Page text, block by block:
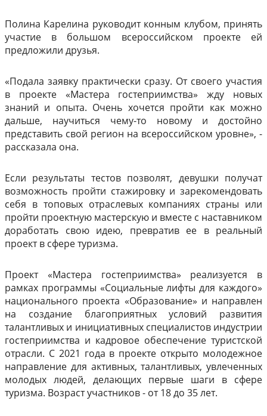
Полина Карелина руководит конным клубом, принять
участие в большом всероссийском проекте ей
предложили друзья.
«Подала заявку практически сразу. От своего участия
в проекте «Мастера гостеприимства» жду новых
знаний и опыта. Очень хочется пройти как можно
дальше, научиться чему-то новому и достойно
представить свой регион на всероссийском уровне», -
рассказала она.
Если результаты тестов позволят, девушки получат
возможность пройти стажировку и зарекомендовать
себя в топовых отраслевых компаниях страны или
пройти проектную мастерскую и вместе с наставником
доработать свою идею, превратив ее в реальный
проект в сфере туризма.
Проект «Мастера гостеприимства» реализуется в
рамках программы «Социальные лифты для каждого»
национального проекта «Образование» и направлен
на создание благоприятных условий развития
талантливых и инициативных специалистов индустрии
гостеприимства и кадровое обеспечение туристской
отрасли. С 2021 года в проекте открыто молодежное
направление для активных, талантливых, увлеченных
молодых людей, делающих первые шаги в сфере
туризма. Возраст участников - от 18 до 35 лет.